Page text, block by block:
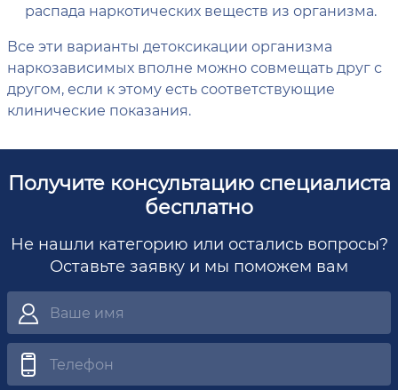
распада наркотических веществ из организма.
Все эти варианты детоксикации организма
наркозависимых вполне можно совмещать друг с
другом, если к этому есть соответствующие
клинические показания.
Получите консультацию специалиста
бесплатно
Не нашли категорию или остались вопросы?
Оставьте заявку и мы поможем вам